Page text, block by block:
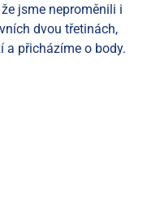
jsme neproměnili i
dvou třetinách,
a přicházíme o body.